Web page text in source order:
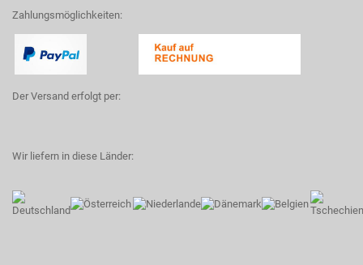
Zahlungsmöglichkeiten:
Der Versand erfolgt per:
Wir liefern in diese Länder: